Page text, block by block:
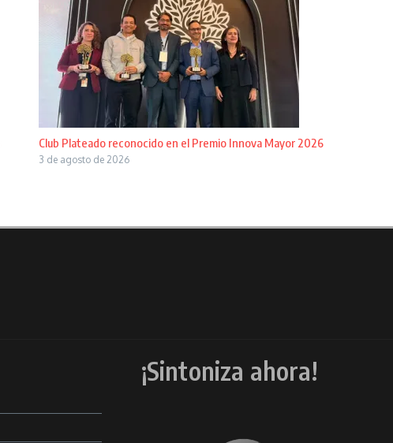
Club Plateado reconocido en el Premio Innova Mayor 2026
3 de agosto de 2026
¡Sintoniza ahora!